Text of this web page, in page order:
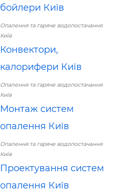
бойлери Київ
Опалення та гаряче водопостачання
Київ
Конвектори,
калорифери Київ
Опалення та гаряче водопостачання
Київ
Монтаж систем
опалення Київ
Опалення та гаряче водопостачання
Київ
Проектування систем
опалення Київ